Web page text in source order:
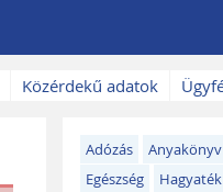
Közérdekű adatok
Adózás Anyakönyv
Egészség
Hagyaték